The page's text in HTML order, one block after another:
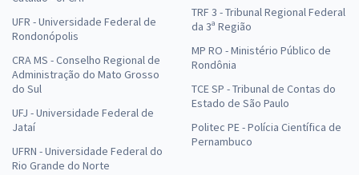
UFR - Universidade Federal de
Rondonópolis
CRA MS - Conselho Regional de
Administração do Mato Grosso
do Sul
UFJ - Universidade Federal de
Jataí
UFRN - Universidade Federal do
Rio Grande do Norte
TRF 3 - Tribunal Regional Federal
da 3ª Região
MP RO - Ministério Público de
Rondônia
TCE SP - Tribunal de Contas do
Estado de São Paulo
Politec PE - Polícia Científica de
Pernambuco